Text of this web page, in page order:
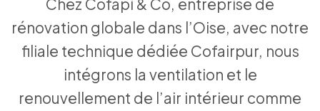
Chez Cofapi & Co, entreprise de
rénovation globale dans l’Oise, avec notre
filiale technique dédiée Cofairpur, nous
intégrons la ventilation et le
renouvellement de l’air intérieur comme